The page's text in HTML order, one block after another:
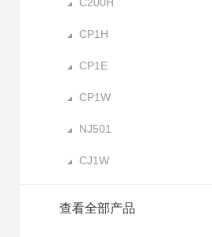
CP1H
CP1E
CP1W
NJ501
CJ1W
查看全部产品